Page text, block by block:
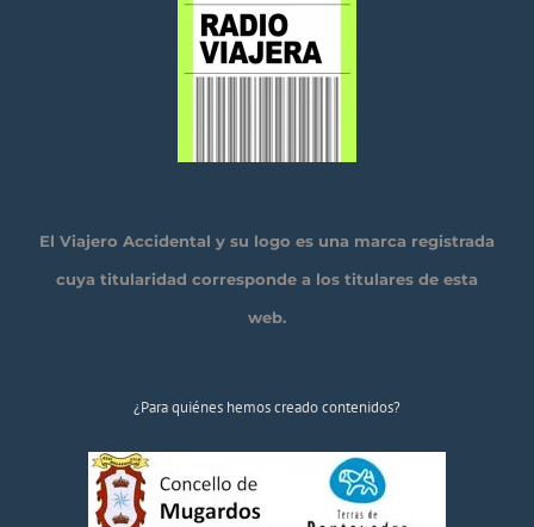
El Viajero Accidental y su logo es una marca registrada
cuya titularidad corresponde a los titulares de esta
web.
¿Para quiénes hemos creado contenidos?